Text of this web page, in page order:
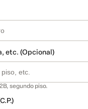
etc. (Opcional)
segundo piso.